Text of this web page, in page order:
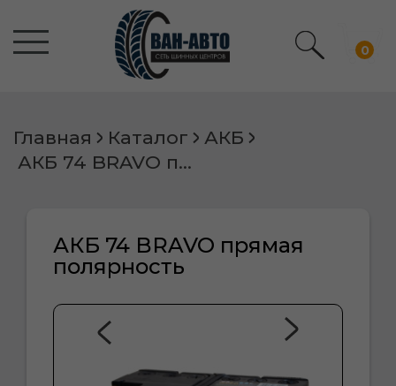
0
Главная Каталог
АКБ
АКБ 74 BRAVO прямая полярность
АКБ 74 BRAVO прямая
полярность